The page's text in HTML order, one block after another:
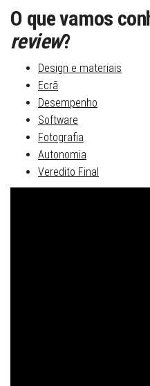
O que vamos
review?
Design e materiais
Ecrã
Desempenho
Software
Fotografia
Autonomia
Veredito Final